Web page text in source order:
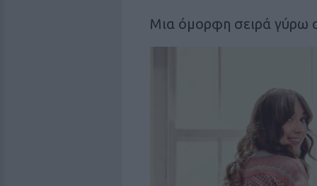
Μια όμορφη σειρά γύρω